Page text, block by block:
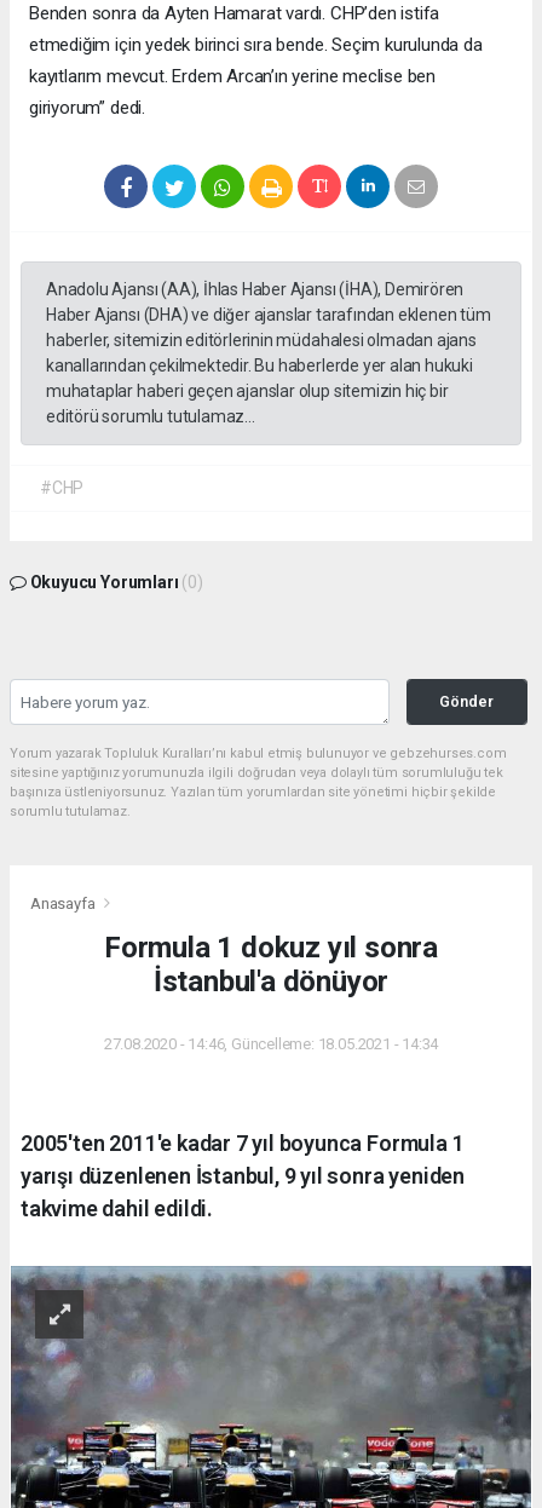
Benden sonra da Ayten Hamarat vardı. CHP’den istifa
etmediğim için yedek birinci sıra bende. Seçim kurulunda da
kayıtlarım mevcut. Erdem Arcan’ın yerine meclise ben
giriyorum” dedi.
Anadolu Ajansı (AA), İhlas Haber Ajansı (İHA), Demirören
Haber Ajansı (DHA) ve diğer ajanslar tarafından eklenen tüm
haberler, sitemizin editörlerinin müdahalesi olmadan ajans
kanallarından çekilmektedir. Bu haberlerde yer alan hukuki
muhataplar haberi geçen ajanslar olup sitemizin hiç bir
editörü sorumlu tutulamaz...
#CHP
Okuyucu Yorumları (0)
Gönder
Yorum yazarak Topluluk Kuralları’nı kabul etmiş bulunuyor ve gebzehurses.com
sitesine yaptığınız yorumunuzla ilgili doğrudan veya dolaylı tüm sorumluluğu tek
başınıza üstleniyorsunuz. Yazılan tüm yorumlardan site yönetimi hiçbir şekilde
sorumlu tutulamaz.
Anasayfa
Formula 1 dokuz yıl sonra
İstanbul'a dönüyor
27.08.2020 - 14:46, Güncelleme: 18.05.2021 - 14:34
2005'ten 2011'e kadar 7 yıl boyunca Formula 1
yarışı düzenlenen İstanbul, 9 yıl sonra yeniden
takvime dahil edildi.